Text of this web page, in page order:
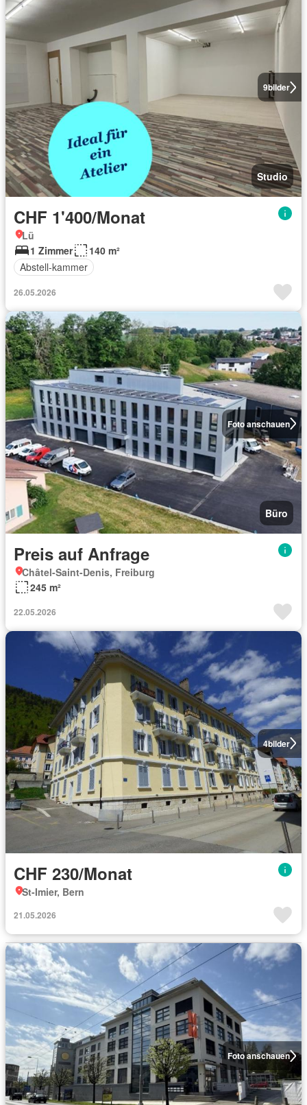
9bilder
Studio
CHF 1'400/Monat
Lü
1 Zimmer
140 m²
Abstell-kammer
26.05.2026
Foto anschauen
Büro
Preis auf Anfrage
Châtel-Saint-Denis, Freiburg
245 m²
22.05.2026
4bilder
CHF 230/Monat
St-Imier, Bern
21.05.2026
Foto anschauen